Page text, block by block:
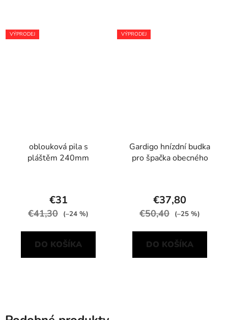
VÝPRODEJ
oblouková pila s
pláštěm 240mm
€31
€41,30 (–24 %)
DO KOŠÍKA
VÝPRODEJ
Gardigo hnízdní budka
pro špačka obecného
€37,80
€50,40 (–25 %)
DO KOŠÍKA